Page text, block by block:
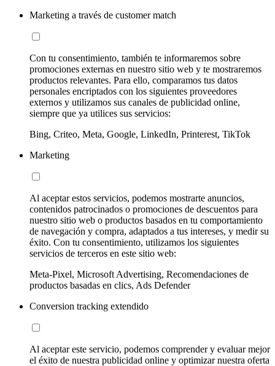
Marketing a través de customer match
Con tu consentimiento, también te informaremos sobre
promociones externas en nuestro sitio web y te mostraremos
productos relevantes. Para ello, comparamos tus datos
personales encriptados con los siguientes proveedores
externos y utilizamos sus canales de publicidad online,
siempre que ya utilices sus servicios:
Bing, Criteo, Meta, Google, LinkedIn, Printerest, TikTok
Marketing
Al aceptar estos servicios, podemos mostrarte anuncios,
contenidos patrocinados o promociones de descuentos para
nuestro sitio web o productos basados en tu comportamiento
de navegación y compra, adaptados a tus intereses, y medir su
éxito. Con tu consentimiento, utilizamos los siguientes
servicios de terceros en este sitio web:
Meta-Pixel, Microsoft Advertising, Recomendaciones de
productos basadas en clics, Ads Defender
Conversion tracking extendido
Al aceptar este servicio, podemos comprender y evaluar mejor
el éxito de nuestra publicidad online y optimizar nuestra oferta